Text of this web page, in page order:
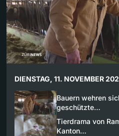
DIENSTAG, 11. NOVEMBER
Bauern wehren
geschützte…
Tierdrama von
Kanton…